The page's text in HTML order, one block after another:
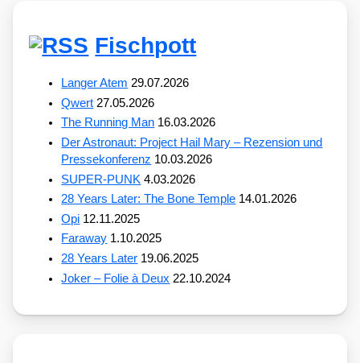
Fischpott
Langer Atem 29.07.2026
Qwert 27.05.2026
The Running Man 16.03.2026
Der Astronaut: Project Hail Mary – Rezension und
Pressekonferenz 10.03.2026
SUPER-PUNK 4.03.2026
28 Years Later: The Bone Temple 14.01.2026
Opi 12.11.2025
Faraway 1.10.2025
28 Years Later 19.06.2025
Joker – Folie à Deux 22.10.2024